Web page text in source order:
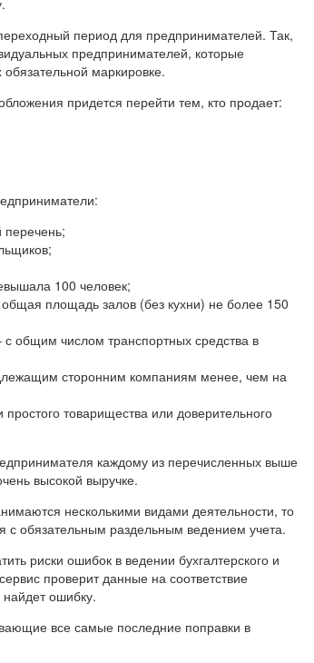
период для предпринимателей. Так,
предпринимателей, которые
маркировке.
придется перейти тем, кто продает:
перечень;
100 человек;
площадь залов (без кухни) не более 150
с общим числом транспортных средства в
сторонним компаниям менее, чем на
товарищества или доверительного
каждому из перечисленных выше
высокой выручке.
несколькими видами деятельности, то
обязательным раздельным ведением учета.
риски ошибок в ведении бухгалтерского и
проверит данные на соответствие
ошибку.
все самые последние поправки в